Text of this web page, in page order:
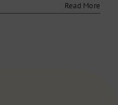
Read More